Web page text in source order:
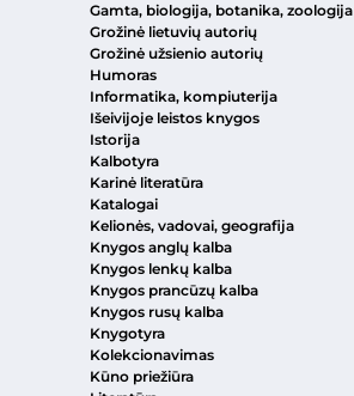
Gamta, biologija, botanika, zoologija
Grožinė lietuvių autorių
Grožinė užsienio autorių
Humoras
Informatika, kompiuterija
Išeivijoje leistos knygos
Istorija
Kalbotyra
Karinė literatūra
Katalogai
Kelionės, vadovai, geografija
Knygos anglų kalba
Knygos lenkų kalba
Knygos prancūzų kalba
Knygos rusų kalba
Knygotyra
Kolekcionavimas
Kūno priežiūra